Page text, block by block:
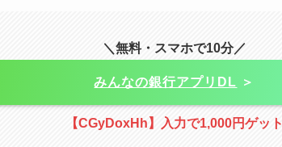
＼無料・スマホで10分／
みんなの銀行アプリDL ＞
【CGyDoxHh】入力で1,000円ゲット